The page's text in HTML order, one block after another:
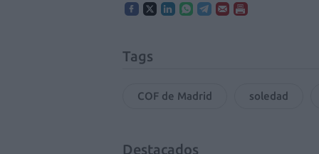
Tags
COF de Madrid soledad
Destacados